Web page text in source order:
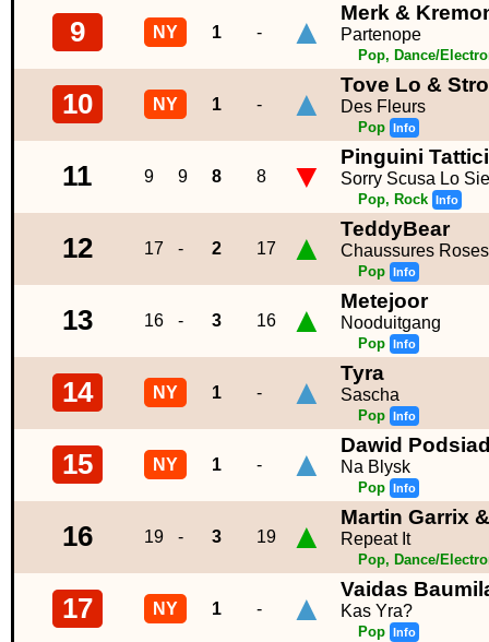
9 NY 1 - ▲ Merk &
Partenope
Pop, Dance/
10 NY 1 - ▲ Tove Lo &
Des Fleurs
Pop Info
11 9 9 8 8 ▼ Pinguini
Sorry Scusa Lo
Pop, Rock Info
12 17 - 2 17 ▲ TeddyBear
Chaussures Roses
Pop Info
13 16 - 3 16 ▲ Metejoor
Nooduitgang
Pop Info
14 NY 1 - ▲ Tyra
Sascha
Pop Info
15 NY 1 - ▲ Dawid
Na Blysk
Pop Info
16 19 - 3 19 ▲ Martin Garrix
Repeat It
Pop, Dance/
17 NY 1 - ▲ Vaidas
Kas Yra?
Pop Info